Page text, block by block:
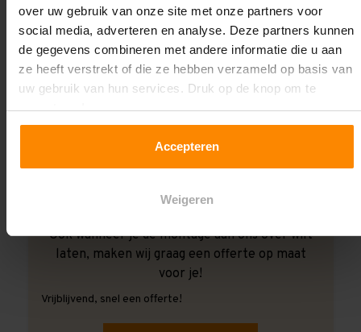
over uw gebruik van onze site met onze partners voor
social media, adverteren en analyse. Deze partners kunnen
de gegevens combineren met andere informatie die u aan
ze heeft verstrekt of die ze hebben verzameld op basis van
uw gebruik van hun services. Druk op de knop om te
accepteren!
Accepteren
Weigeren
Ook wanneer je de montage aan ons over wilt
laten, maken wij graag een offerte op maat
voor je!
Vrijblijvend, snel een offerte!